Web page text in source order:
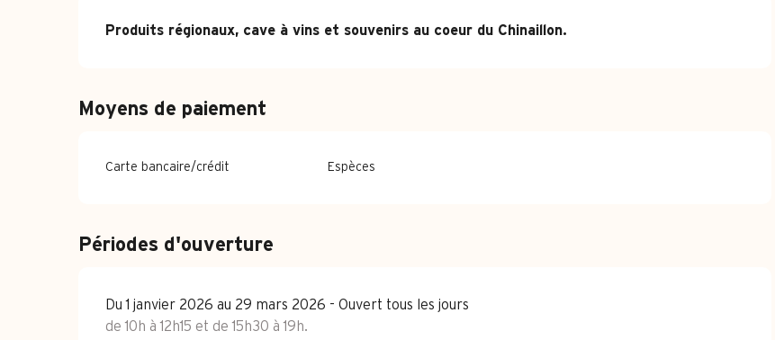
Description
Produits régionaux, cave à vins et souvenirs au coeur du Chinaillon.
Moyens de paiement
Carte bancaire/crédit Espèces
Périodes d'ouverture
Du 1 janvier 2026 au 29 mars 2026 - Ouvert tous les jours
de 10h à 12h15 et de 15h30 à 19h.